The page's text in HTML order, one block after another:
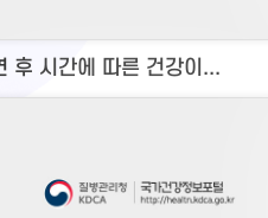
후 시간에 따른 건강이...